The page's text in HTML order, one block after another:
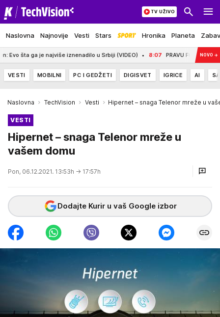
Naslovna Najnovije Vesti Stars Hronika Planeta
TV UŽIVO
ga je najviše iznenadilo u Srbiji (VIDEO) 8:07 PRAVU FORMU ŽELIM DA
NOVO →
VESTI MOBILNI PC I GEDŽETI DIGISVET IGRICE AI
Naslovna TechVision Vesti Hipernet – snaga Telenor mreže u
VESTI
Hipernet – snaga Telenor mreže u
vašem domu
Pon, 06.12.2021. 13:53h → 17:57h
Dodajte Kurir u vaš Google izbor